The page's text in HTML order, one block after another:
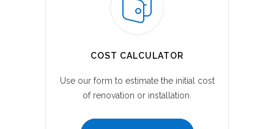
COST CALCULATOR
Use our form to estimate the initial cost
of renovation or installation.